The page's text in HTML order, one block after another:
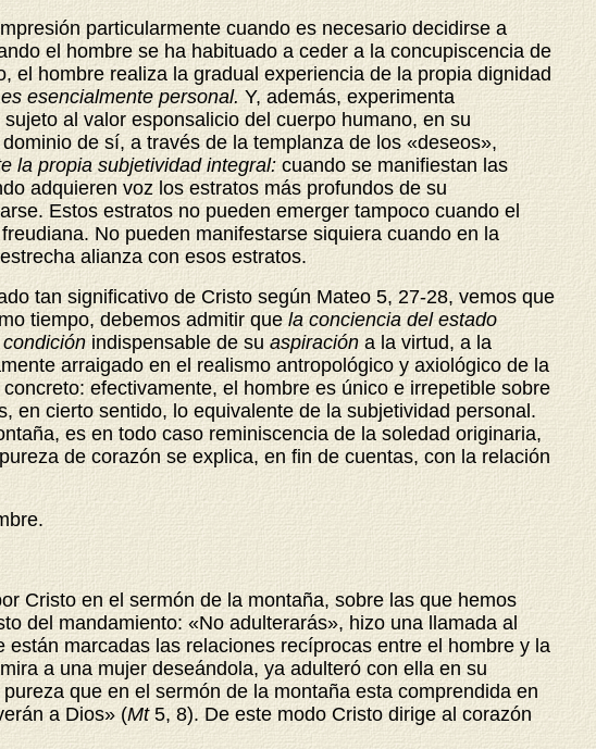
particularmente cuando es necesario decidirse a
el hombre se ha habituado a ceder a la concupiscencia de
el hombre realiza la gradual experiencia de la propia dignidad
esencialmente personal. Y, además, experimenta
al valor esponsalicio del cuerpo humano, en su
de sí, a través de la templanza de los «deseos»,
la propia subjetividad integral:cuando se manifiestan las
adquieren voz los estratos más profundos de su
Estos estratos no pueden emerger tampoco cuando el
No pueden manifestarse siquiera cuando en la
alianza con esos estratos.
tan significativo de Cristo según Mateo 5, 27-28, vemos que
tiempo, debemos admitir quela conciencia del estado
condición indispensable de su aspiración a la virtud, a la
arraigado en el realismo antropológico y axiológico de la
efectivamente, el hombre es único e irrepetible sobre
en cierto sentido, lo equivalente de la subjetividad personal.
es en todo caso reminiscencia de la soledad originaria,
de corazón se explica, en fin de cuentas, con la relación
Cristo en el sermón de la montaña, sobre las que hemos
del mandamiento: «No adulterarás», hizo una llamada al
marcadas las relaciones recíprocas entre el hombre y la
a una mujer deseándola, ya adulteró con ella en su
que en el sermón de la montaña esta comprendida en
a Dios» (Mt5, 8). De este modo Cristo dirige al corazón